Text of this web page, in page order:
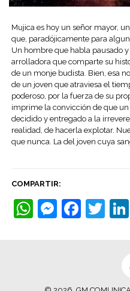
Mujica es hoy un señor mayor,
que, paradójicamente para
Un hombre que habla pausado
arrolladora que comparte su
de un monje budista. Bien, esa
de un joven que atraviesa el
poderoso, por la fuerza de su
imprime la convicción de que
decidido y entregado a la
realidad, de hacerla explotar.
que nunca. La del joven cuya
COMPARTIR:
WhatsApp